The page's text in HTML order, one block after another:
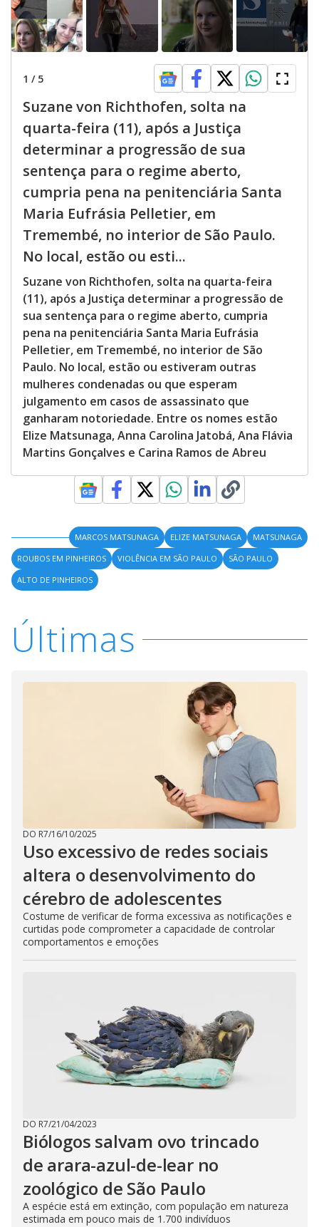
1 / 5
Suzane von Richthofen, solta na
quarta-feira (11), após a Justiça
determinar a progressão de sua
sentença para o regime aberto,
cumpria pena na penitenciária Santa
Maria Eufrásia Pelletier, em
Tremembé, no interior de São Paulo.
No local, estão ou esti...
Suzane von Richthofen, solta na quarta-feira
(11), após a Justiça determinar a progressão de
sua sentença para o regime aberto, cumpria
pena na penitenciária Santa Maria Eufrásia
Pelletier, em Tremembé, no interior de São
Paulo. No local, estão ou estiveram outras
mulheres condenadas ou que esperam
julgamento em casos de assassinato que
ganharam notoriedade. Entre os nomes estão
Elize Matsunaga, Anna Carolina Jatobá, Ana Flávia
Martins Gonçalves e Carina Ramos de Abreu
MARCOS MATSUNAGA ELIZE MATSUNAGA
MATSUNAGA
ROUBOS EM PINHEIROS
VIOLÊNCIA EM SÃO PAULO
SÃO PAULO
ALTO DE PINHEIROS
Últimas
DO R7/16/10/2025
Uso excessivo de redes sociais
altera o desenvolvimento do
cérebro de adolescentes
Costume de verificar de forma excessiva as notificações e
curtidas pode comprometer a capacidade de controlar
comportamentos e emoções
DO R7/21/04/2023
Biólogos salvam ovo trincado
de arara-azul-de-lear no
zoológico de São Paulo
A espécie está em extinção, com população em natureza
estimada em pouco mais de 1.700 indivíduos